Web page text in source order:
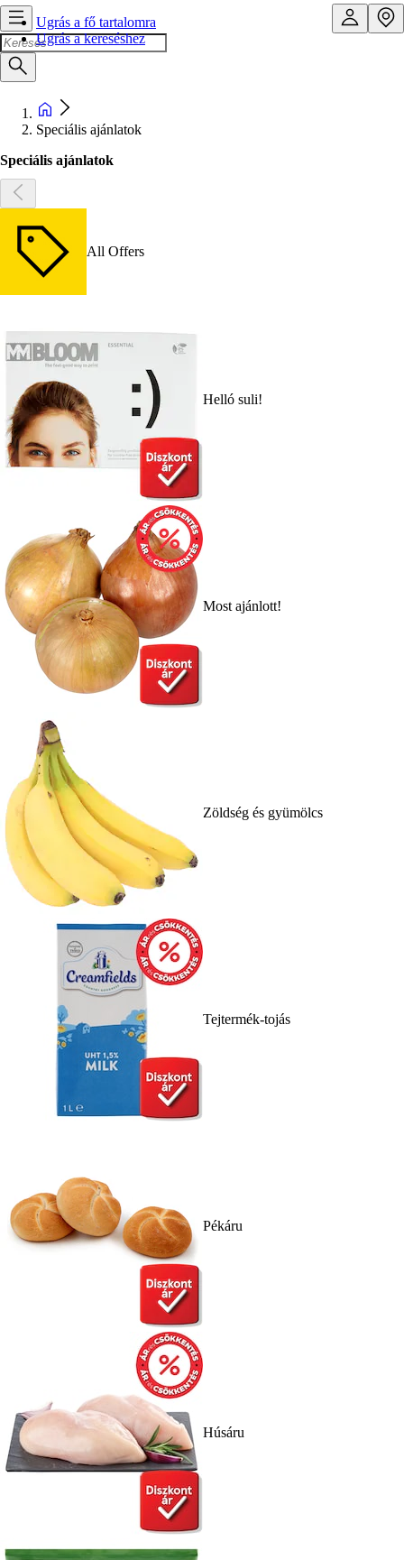
Ugrás a fő tartalomra
Ugrás a kereséshez
Speciális ajánlatok
Speciális ajánlatok
All Offers
Helló suli!
Most ajánlott!
Zöldség és gyümölcs
Tejtermék-tojás
Pékáru
Húsáru